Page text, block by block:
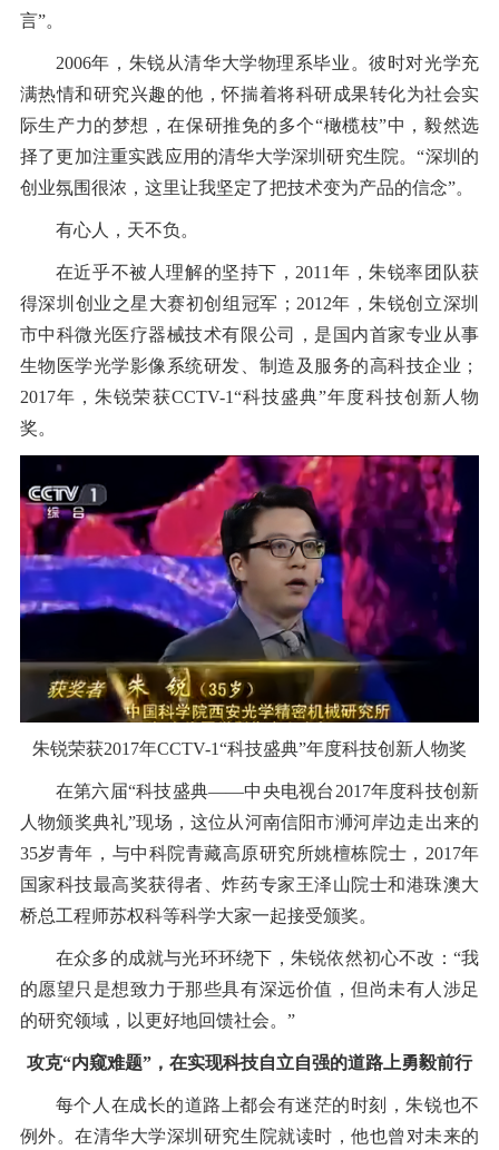
言”。
2006年，朱锐从清华大学物理系毕业。彼时对光学充
满热情和研究兴趣的他，怀揣着将科研成果转化为社会实
际生产力的梦想，在保研推免的多个“橄榄枝”中，毅然选
择了更加注重实践应用的清华大学深圳研究生院。“深圳的
创业氛围很浓，这里让我坚定了把技术变为产品的信念”。
有心人，天不负。
在近乎不被人理解的坚持下，2011年，朱锐率团队获
得深圳创业之星大赛初创组冠军；2012年，朱锐创立深圳
市中科微光医疗器械技术有限公司，是国内首家专业从事
生物医学光学影像系统研发、制造及服务的高科技企业；
2017年，朱锐荣获CCTV-1“科技盛典”年度科技创新人物
奖。
朱锐荣获2017年CCTV-1“科技盛典”年度科技创新人物奖
在第六届“科技盛典——中央电视台2017年度科技创新
人物颁奖典礼”现场，这位从河南信阳市浉河岸边走出来的
35岁青年，与中科院青藏高原研究所姚檀栋院士，2017年
国家科技最高奖获得者、炸药专家王泽山院士和港珠澳大
桥总工程师苏权科等科学大家一起接受颁奖。
在众多的成就与光环环绕下，朱锐依然初心不改：“我
的愿望只是想致力于那些具有深远价值，但尚未有人涉足
的研究领域，以更好地回馈社会。”
攻克“内窥难题”，在实现科技自立自强的道路上勇毅前行
每个人在成长的道路上都会有迷茫的时刻，朱锐也不
例外。在清华大学深圳研究生院就读时，他也曾对未来的